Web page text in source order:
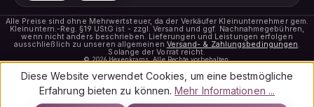
Alle Preise sind ohne Mehrwertsteuer, da der Verkäufer Kleinunternehmer gem.
Kleinuntern.-Reg. §19 UStG ist - zzgl. Versand und ggf. Nachnahmegebühren,
wenn nicht anders beschrieben. Lieferungen und Leistungen erfolgen
ausschließlich zu unseren allgemeinen Versand- & Zahlungsbedingungen.
Solange der Vorrat reicht.
© 2026 Hexenkrams. Alle Rechte vorbehalten.
Diese Website verwendet Cookies, um eine bestmögliche
Erfahrung bieten zu können.Mehr Informationen ...